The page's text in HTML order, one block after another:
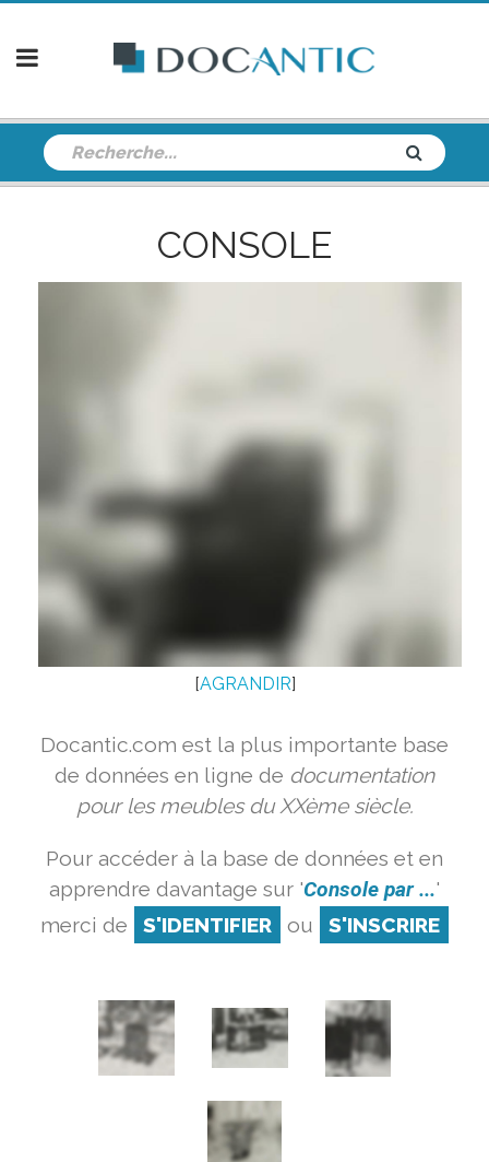
CONSOLE
[AGRANDIR]
Docantic.com est la plus importante base
de données en ligne de documentation
pour les meubles du XXème siècle.
Pour accéder à la base de données et en
apprendre davantage sur 'Console par ...'
merci de
S'IDENTIFIER ou S'INSCRIRE